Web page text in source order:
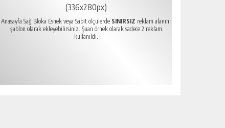
(336x280px)
Anasayfa Sağ Bloka Esnek veya Sabit ölçülerde SINIRSIZ reklam alanını
şablon olarak ekleyebilirsiniz. Şuan örnek olarak sadece 2 reklam
kullanıldı.